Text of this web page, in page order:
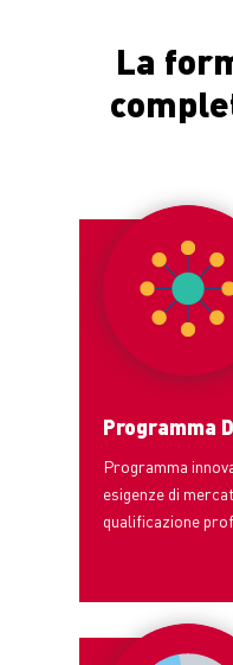
La
Programma
Programma
esigenze di
qualificazione